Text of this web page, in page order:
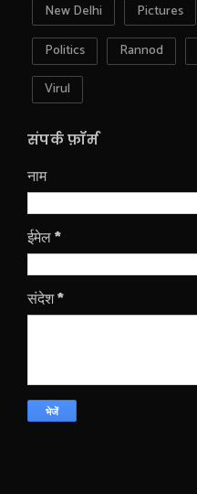
New Delhi
Pictures
Politics
Rannod
Virul
संपर्क फ़ॉर्म
नाम
ईमेल*
संदेश*